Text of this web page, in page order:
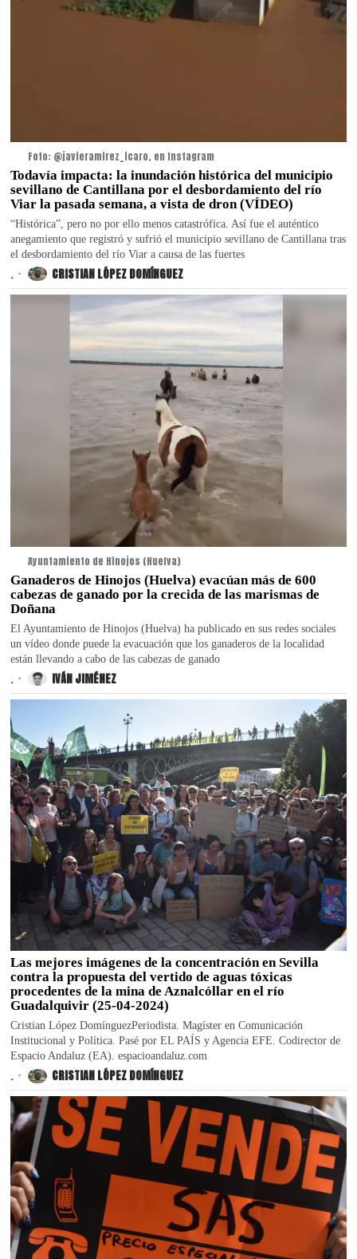
Foto: @javieramirez_icaro, en Instagram
Todavía impacta: la inundación histórica del municipio
sevillano de Cantillana por el desbordamiento del río
Viar la pasada semana, a vista de dron (VÍDEO)
“Histórica”, pero no por ello menos catastrófica. Así fue el auténtico
anegamiento que registró y sufrió el municipio sevillano de Cantillana tras
el desbordamiento del río Viar a causa de las fuertes
. CRISTIAN LÓPEZ DOMÍNGUEZ
Ayuntamiento de Hinojos (Huelva)
Ganaderos de Hinojos (Huelva) evacúan más de 600
cabezas de ganado por la crecida de las marismas de
Doñana
El Ayuntamiento de Hinojos (Huelva) ha publicado en sus redes sociales
un vídeo donde puede la evacuación que los ganaderos de la localidad
están llevando a cabo de las cabezas de ganado
. IVÁN JIMÉNEZ
Las mejores imágenes de la concentración en Sevilla
contra la propuesta del vertido de aguas tóxicas
procedentes de la mina de Aznalcóllar en el río
Guadalquivir (25-04-2024)
Cristian López DomínguezPeriodista. Magíster en Comunicación
Institucional y Política. Pasé por EL PAÍS y Agencia EFE. Codirector de
Espacio Andaluz (EA). espacioandaluz.com
. CRISTIAN LÓPEZ DOMÍNGUEZ